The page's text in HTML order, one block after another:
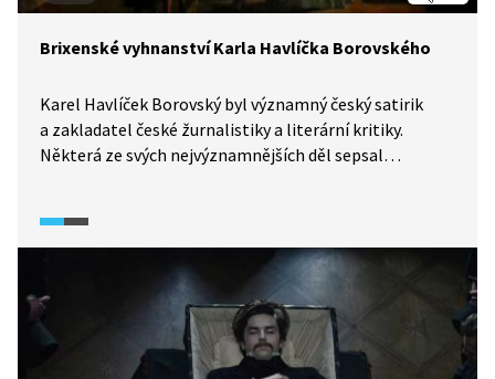
Brixenské vyhnanství Karla Havlíčka Borovského
Karel Havlíček Borovský byl významný český satirik
a zakladatel české žurnalistiky a literární kritiky.
Některá ze svých nejvýznamnějších děl sepsal